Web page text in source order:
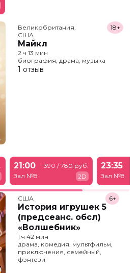
Великобритания,
США
Майкл
18+
2 ч 13 мин
биография, драма, музыка
1 отзыв
21:00
Зал №8
390 / 780 руб.
2D
23:35
Зал №8
США
История игрушек 5
(предсеанс. обсл)
«Волшебник»
6+
1 ч 42 мин
драма, комедия, мультфильм,
приключения, семейный,
фэнтези